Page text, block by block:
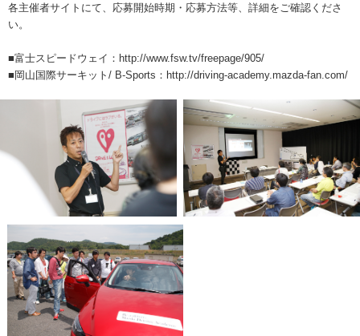
各主催者サイトにて、応募開始時期・応募方法等、詳細をご確認くださ
い。
■富士スピードウェイ： http://www.fsw.tv/freepage/905/
■岡山国際サーキット/ B-Sports： http://driving-academy.mazda-fan.com/